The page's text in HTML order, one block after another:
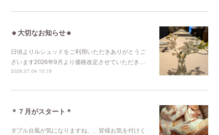
🔸大切なお知らせ🔸
日頃よりルシュッドをご利用いただきありがとうご
ざいます2026年9月より価格改定させていただき…
2026.07.04 10:19
＊７月がスタート＊
ダブル台風が気になりますね、、皆様お気を付けく